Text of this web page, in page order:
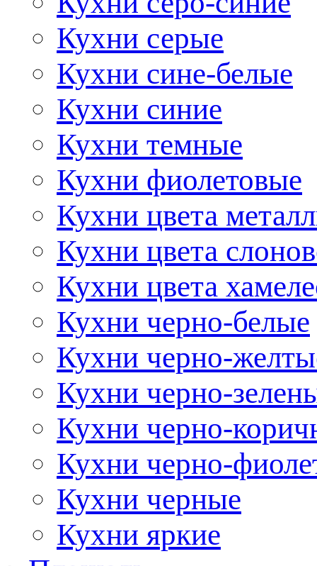
Кухни серые
Кухни сине-белые
Кухни синие
Кухни темные
Кухни фиолетовые
Кухни цвета
Кухни цвета
Кухни цвета
Кухни черно-белые
Кухни черно-
Кухни черно-
Кухни черно-
Кухни черно-
Кухни черные
Кухни яркие